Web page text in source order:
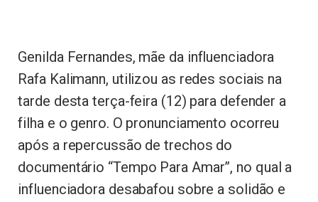
Genilda Fernandes, mãe da influenciadora
Rafa Kalimann, utilizou as redes sociais na
tarde desta terça-feira (12) para defender a
filha e o genro. O pronunciamento ocorreu
após a repercussão de trechos do
documentário “Tempo Para Amar”, no qual a
influenciadora desabafou sobre a solidão e